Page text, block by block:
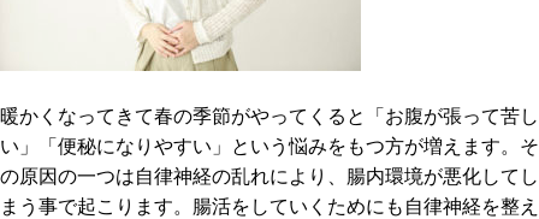
暖かくなってきて春の季節がやってくると「お腹が張って苦し
い」「便秘になりやすい」という悩みをもつ方が増えます。そ
の原因の一つは自律神経の乱れにより、腸内環境が悪化してし
まう事で起こります。腸活をしていくためにも自律神経を整え